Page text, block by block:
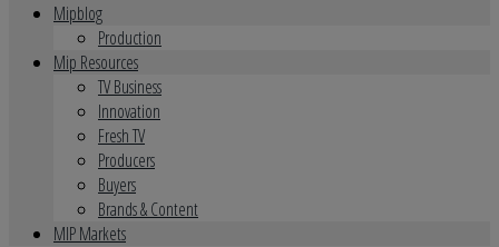
Mipblog
Production
Mip Resources
TV Business
Innovation
Fresh TV
Producers
Buyers
Brands & Content
MIP Markets